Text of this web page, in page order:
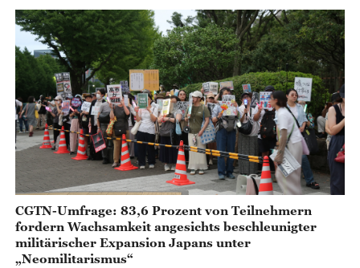
CGTN-Umfrage: 83,6 Prozent von Teilnehmern
fordern Wachsamkeit angesichts beschleunigter
militärischer Expansion Japans unter
„Neomilitarismus“